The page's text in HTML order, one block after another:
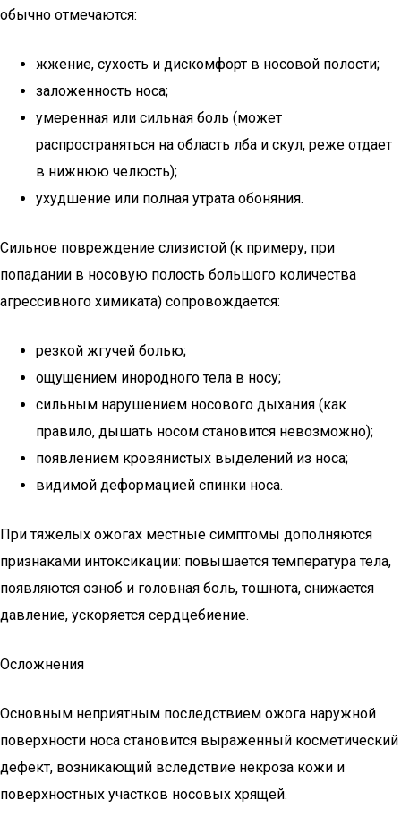
обычно отмечаются:
жжение, сухость и дискомфорт в носовой полости;
заложенность носа;
умеренная или сильная боль (может
распространяться на область лба и скул, реже отдает
в нижнюю челюсть);
ухудшение или полная утрата обоняния.
Сильное повреждение слизистой (к примеру, при
попадании в носовую полость большого количества
агрессивного химиката) сопровождается:
резкой жгучей болью;
ощущением инородного тела в носу;
сильным нарушением носового дыхания (как
правило, дышать носом становится невозможно);
появлением кровянистых выделений из носа;
видимой деформацией спинки носа.
При тяжелых ожогах местные симптомы дополняются
признаками интоксикации: повышается температура тела,
появляются озноб и головная боль, тошнота, снижается
давление, ускоряется сердцебиение.
Осложнения
Основным неприятным последствием ожога наружной
поверхности носа становится выраженный косметический
дефект, возникающий вследствие некроза кожи и
поверхностных участков носовых хрящей.